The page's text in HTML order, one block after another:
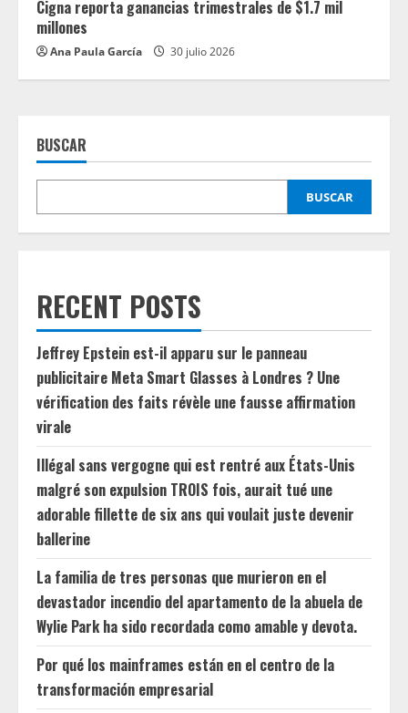
Cigna reporta ganancias trimestrales de $1.7 mil
millones
Ana Paula García 30 julio 2026
BUSCAR
BUSCAR
RECENT POSTS
Jeffrey Epstein est-il apparu sur le panneau
publicitaire Meta Smart Glasses à Londres ? Une
vérification des faits révèle une fausse affirmation
virale
Illégal sans vergogne qui est rentré aux États-Unis
malgré son expulsion TROIS fois, aurait tué une
adorable fillette de six ans qui voulait juste devenir
ballerine
La familia de tres personas que murieron en el
devastador incendio del apartamento de la abuela de
Wylie Park ha sido recordada como amable y devota.
Por qué los mainframes están en el centro de la
transformación empresarial